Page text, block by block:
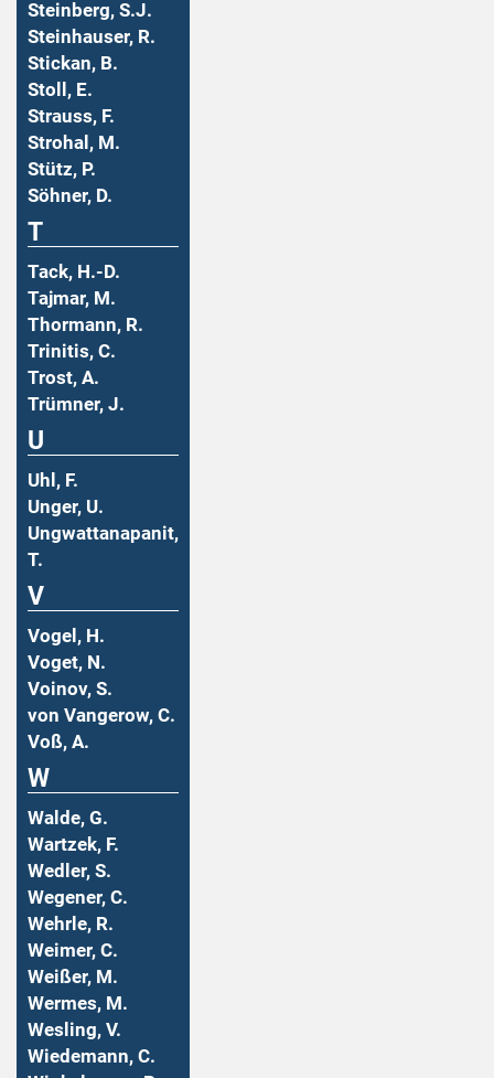
Steinberg, S.J.
Steinhauser, R.
Stickan, B.
Stoll, E.
Strauss, F.
Strohal, M.
Stütz, P.
Söhner, D.
T
Tack, H.-D.
Tajmar, M.
Thormann, R.
Trinitis, C.
Trost, A.
Trümner, J.
U
Uhl, F.
Unger, U.
Ungwattanapanit,
T.
V
Vogel, H.
Voget, N.
Voinov, S.
von Vangerow, C.
Voß, A.
W
Walde, G.
Wartzek, F.
Wedler, S.
Wegener, C.
Wehrle, R.
Weimer, C.
Weißer, M.
Wermes, M.
Wesling, V.
Wiedemann, C.